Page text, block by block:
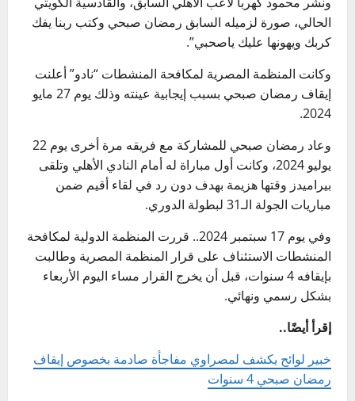
الحالي، صورة لزميله السابق رمضان صبحي وكتب ربنا يفك
كربك ويهونها عليك ياصحبي”.
وكانت المنظمة المصرية لمكافحة المنشطات “نادو” أعلنت
إيقاف رمضان صبحي بسبب إيجابية عينته وذلك يوم 27 مايو
2024.
وعاد رمضان صبحي للمشاركة مع فريقه مرة أخرى يوم 22
يوليو 2024، وكانت أول مباراة له أمام النادي الأهلي وتلقى
بيراميدز وقتها هزيمة بهدف دون رد في لقاء أقيم ضمن
مباريات الجولة الـ31 لبطولة الدوري.
وفي يوم 17 سبتمبر 2024.. قررت المنظمة الدولية لمكافحة
المنشطات الاستئناف على قرار المنظمة المصرية وطالبت
بإيقافه 4 سنوات، قبل أن يخرج القرار مساء اليوم الأربعاء
بشكل رسمي ونهائي.
إقرأ أيضًا..
خبير لوائح يكشف لمصراوي مفاجأة صادمة بخصوص إيقاف
رمضان صبحي 4 سنوات